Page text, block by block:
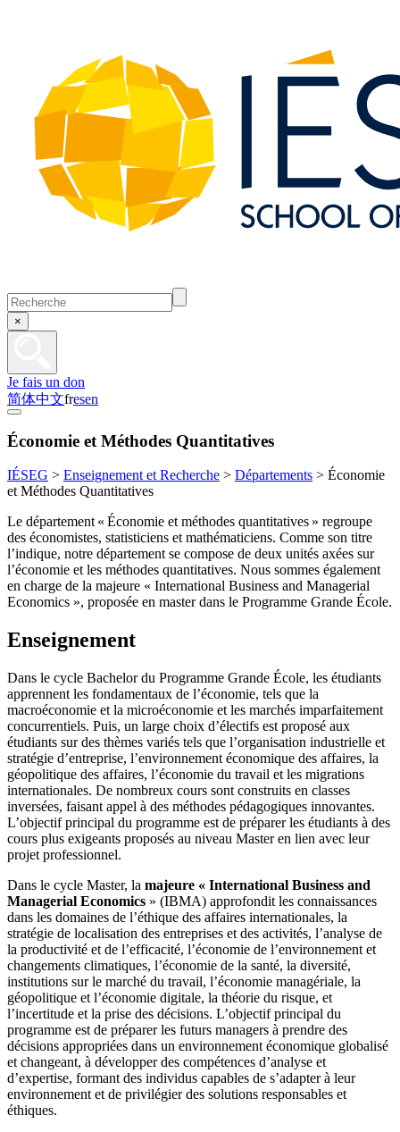
×
Je fais un don
简体中文fresen
Économie et Méthodes Quantitatives
IÉSEG > Enseignement et Recherche > Départements > Économie
et Méthodes Quantitatives
Le département « Économie et méthodes quantitatives » regroupe
des économistes, statisticiens et mathématiciens. Comme son titre
l’indique, notre département se compose de deux unités axées sur
l’économie et les méthodes quantitatives. Nous sommes également
en charge de la majeure « International Business and Managerial
Economics », proposée en master dans le Programme Grande École.
Enseignement
Dans le cycle Bachelor du Programme Grande École, les étudiants
apprennent les fondamentaux de l’économie, tels que la
macroéconomie et la microéconomie et les marchés imparfaitement
concurrentiels. Puis, un large choix d’électifs est proposé aux
étudiants sur des thèmes variés tels que l’organisation industrielle et
stratégie d’entreprise, l’environnement économique des affaires, la
géopolitique des affaires, l’économie du travail et les migrations
internationales. De nombreux cours sont construits en classes
inversées, faisant appel à des méthodes pédagogiques innovantes.
L’objectif principal du programme est de préparer les étudiants à des
cours plus exigeants proposés au niveau Master en lien avec leur
projet professionnel.
Dans le cycle Master, la majeure « International Business and
Managerial Economics » (IBMA) approfondit les connaissances
dans les domaines de l’éthique des affaires internationales, la
stratégie de localisation des entreprises et des activités, l’analyse de
la productivité et de l’efficacité, l’économie de l’environnement et
changements climatiques, l’économie de la santé, la diversité,
institutions sur le marché du travail, l’économie managériale, la
géopolitique et l’économie digitale, la théorie du risque, et
l’incertitude et la prise des décisions. L’objectif principal du
programme est de préparer les futurs managers à prendre des
décisions appropriées dans un environnement économique globalisé
et changeant, à développer des compétences d’analyse et
d’expertise, formant des individus capables de s’adapter à leur
environnement et de privilégier des solutions responsables et
éthiques.